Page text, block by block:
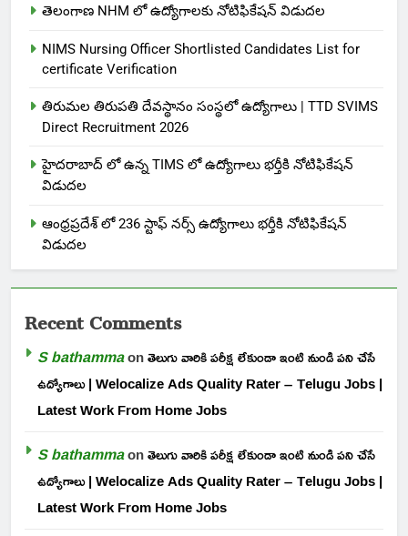
తెలంగాణ NHM లో ఉద్యోగాలకు నోటిఫికేషన్ విడుదల
NIMS Nursing Officer Shortlisted Candidates List for
certificate Verification
తిరుమల తిరుపతి దేవస్థానం సంస్థలో ఉద్యోగాలు | TTD SVIMS
Direct Recruitment 2026
హైదరాబాద్ లో ఉన్న TIMS లో ఉద్యోగాలు భర్తీకి నోటిఫికేషన్
విడుదల
ఆంధ్రప్రదేశ్ లో 236 స్టాఫ్ నర్స్ ఉద్యోగాలు భర్తీకి నోటిఫికేషన్
విడుదల
Recent Comments
S bathammaonతెలుగు వారికి పరీక్ష లేకుండా ఇంటి నుండి పని చేసే
ఉద్యోగాలు | Welocalize Ads Quality Rater – Telugu Jobs |
Latest Work From Home Jobs
S bathammaonతెలుగు వారికి పరీక్ష లేకుండా ఇంటి నుండి పని చేసే
ఉద్యోగాలు | Welocalize Ads Quality Rater – Telugu Jobs |
Latest Work From Home Jobs